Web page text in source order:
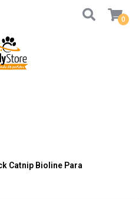
0
Catnip Bioline Para